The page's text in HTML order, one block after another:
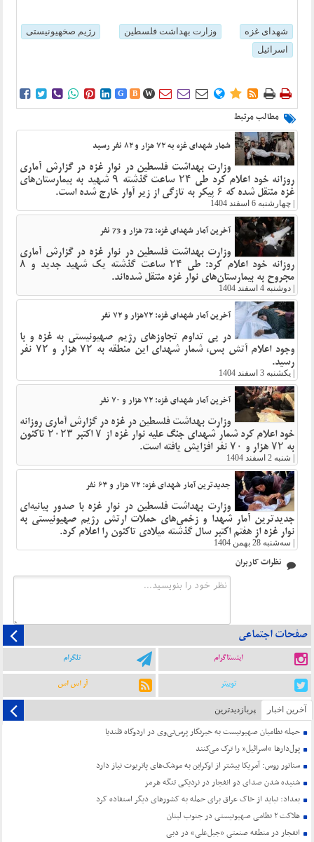
شهدای غزه وزارت بهداشت فلسطین
رژیم صخهیونیستی
اسرائیل
      G B W        
مطالب مرتبط
شمار شهدای غزه به ۷۲ هزار و ۸۲ نفر رسید
وزارت بهداشت فلسطین در نوار غزه در گزارش آماری
روزانه خود اعلام کرد طی ۲۴ ساعت گذشته ۹ شهید به بیمارستان‌های
غزه منتقل شده که ۶ پیکر به تازگی از زیر آوار خارج شده است.
چهارشنبه 6 اسفند 1404
آخرین آمار شهدای غزه: 72 هزار و 73 نفر
وزارت بهداشت فلسطین در نوار غزه در گزارش آماری
روزانه خود اعلام کرد: طی ۲۴ ساعت گذشته یک شهید جدید و ۸
مجروح به بیمارستان‌های نوار غزه منتقل شده‌اند.
دوشنبه 4 اسفند 1404
آخرین آمار شهدای غزه: ۷۲هزار و ۷۲ نفر
در پی تداوم تجاوزهای رژیم صهیونیستی به غزه و با
وجود اعلام آتش بس، شمار شهدای این منطقه به ۷۲ هزار و ۷۲ نفر
رسید.
یکشنبه 3 اسفند 1404
آخرین آمار شهدای غزه: ۷۲ هزار و ۷۰ نفر
وزارت بهداشت فلسطین در غزه در گزارش آماری روزانه
خود اعلام کرد شمار شهدای جنگ علیه نوار غزه از ۷ اکتبر ۲۰۲۳ تاکنون
به ۷۲ هزار و ۷۰ نفر افزایش یافته است.
شنبه 2 اسفند 1404
جدیدترین آمار شهدای غزه: ۷۲ هزار و ۶۳ نفر
وزارت بهداشت فلسطین در نوار غزه با صدور بیانیه‌ای
جدیدترین آمار شهدا و زخمی‌های حملات ارتش رژیم صهیونیستی به
نوار غزه از هفتم اکتبر سال گذشته میلادی تاکنون را اعلام کرد.
سه‌شنبه 28 بهمن 1404
نظرات کاربران
صفحات اجتماعی
اینستاگرام تلگرام
توییتر آر اس اس
آخرین اخبار پربازدیدترین
حمله نظامیان صهیونیست به خبرنگار پرس‌تی‌وی در اردوگاه قلندیا
پول‌دارها “اسرائیل” را ترک می‌کنند
سناتور روس: آمریکا بیشتر از اوکراین به موشک‌های پاتریوت نیاز دارد
شنیده شدن صدای دو انفجار در نزدیکی تنگه هرمز
بغداد: نباید از خاک عراق برای حمله به کشورهای دیگر استفاده کرد
هلاکت ۲ نظامی صهیونیستی در جنوب لبنان
انفجار در منطقه صنعتی «جبل‌علی» در دبی